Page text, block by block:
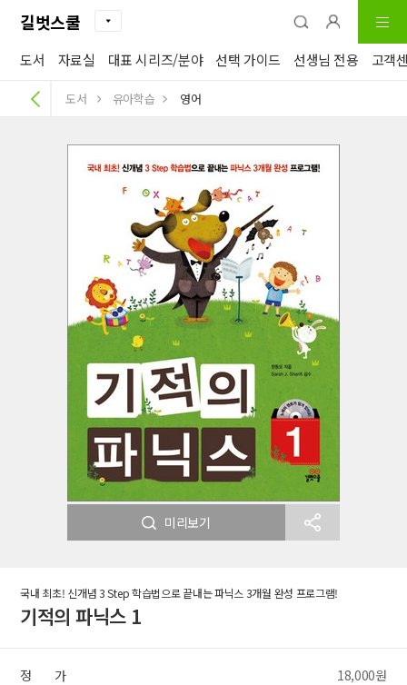
길벗스쿨
도서 자료실 대표 시리즈/분야 선택 가이드 선생님 전용 고객
도서 유아학습 영어
미리보기
국내 최초! 신개념 3 Step 학습법으로 끝내는 파닉스 3개월 완성 프로그램!
기적의 파닉스 1
정 가 18,000원